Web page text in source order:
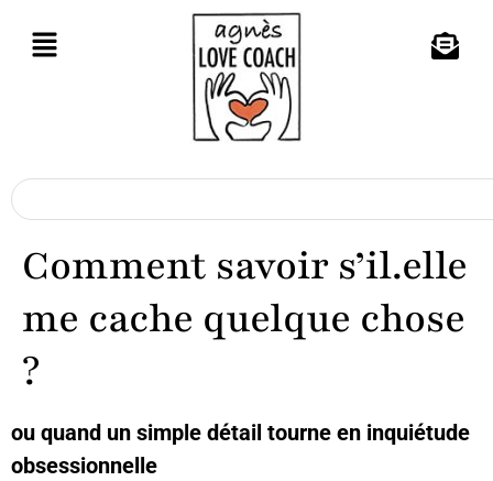
Comment savoir s’il.elle
me cache quelque chose
?
ou quand un simple détail tourne en inquiétude
obsessionnelle